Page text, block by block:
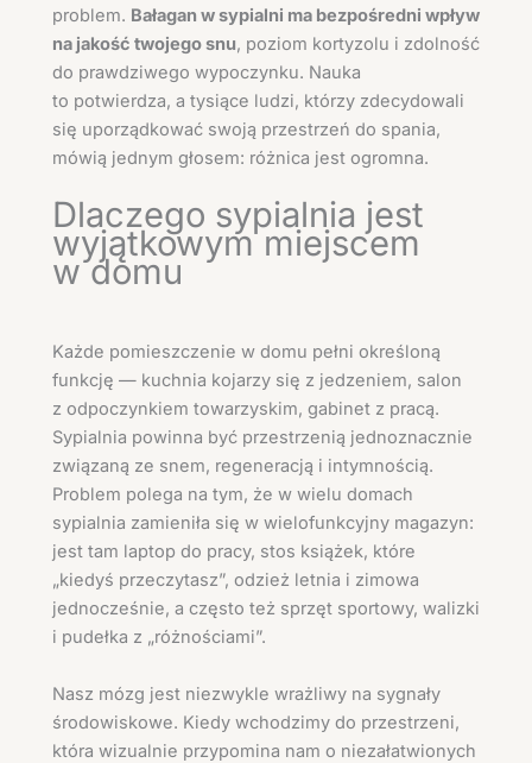
problem. Bałagan w sypialni ma bezpośredni wpływ
na jakość twojego snu, poziom kortyzolu i zdolność
do prawdziwego wypoczynku. Nauka
to potwierdza, a tysiące ludzi, którzy zdecydowali
się uporządkować swoją przestrzeń do spania,
mówią jednym głosem: różnica jest ogromna.
Dlaczego sypialnia jest
wyjątkowym miejscem
w domu
Każde pomieszczenie w domu pełni określoną
funkcję — kuchnia kojarzy się z jedzeniem, salon
z odpoczynkiem towarzyskim, gabinet z pracą.
Sypialnia powinna być przestrzenią jednoznacznie
związaną ze snem, regeneracją i intymnością.
Problem polega na tym, że w wielu domach
sypialnia zamieniła się w wielofunkcyjny magazyn:
jest tam laptop do pracy, stos książek, które
„kiedyś przeczytasz”, odzież letnia i zimowa
jednocześnie, a często też sprzęt sportowy, walizki
i pudełka z „różnościami”.
Nasz mózg jest niezwykle wrażliwy na sygnały
środowiskowe. Kiedy wchodzimy do przestrzeni,
która wizualnie przypomina nam o niezałatwionych